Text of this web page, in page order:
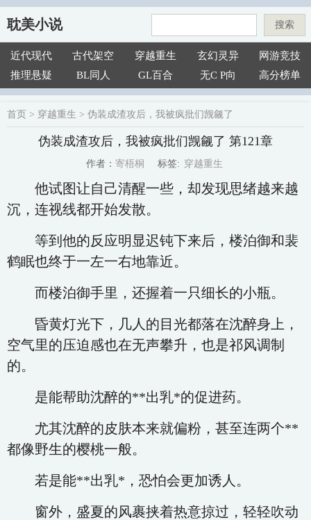
耽美小说 搜索
近代现代 古代架空 穿越重生 玄幻灵异
网游竞技
推理悬疑
BL同人 GL百合 无C P向 高分榜单
首页 > 穿越重生 > 伪装成渣攻后，我被疯批们觊觎了
伪装成渣攻后，我被疯批们觊觎了 第121章
作者： 寄梧桐 标签: 穿越重生
他试图让自己清醒一些，却发现思绪越来越
沉，连视线都开始发散。
等到他的反应明显迟钝下来后，楼泊御和裴
鹤眠也终于一左一右地靠近。
而楼泊御手里，还握着一只细长的小瓶。
昏黄灯光下，几人的目光都落在沈醉身上，
空气里的压迫感也在无声攀升，也是祁风调制
的。
是能帮助沈醉的**出乳*的促进药。
尤其沈醉的皮肤本来就偏粉，甚至连两个**
都像野生的樱桃一般。
若是能**出乳*，恐怕会更加诱人。
窗外，盛夏的风裹挟着热意掠过，轻轻吹动